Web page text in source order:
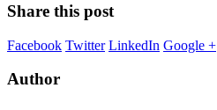
Share this post
Facebook Twitter LinkedIn Google +
Author